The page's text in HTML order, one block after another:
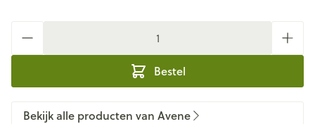
Bestel
Bekijk alle producten van Avene